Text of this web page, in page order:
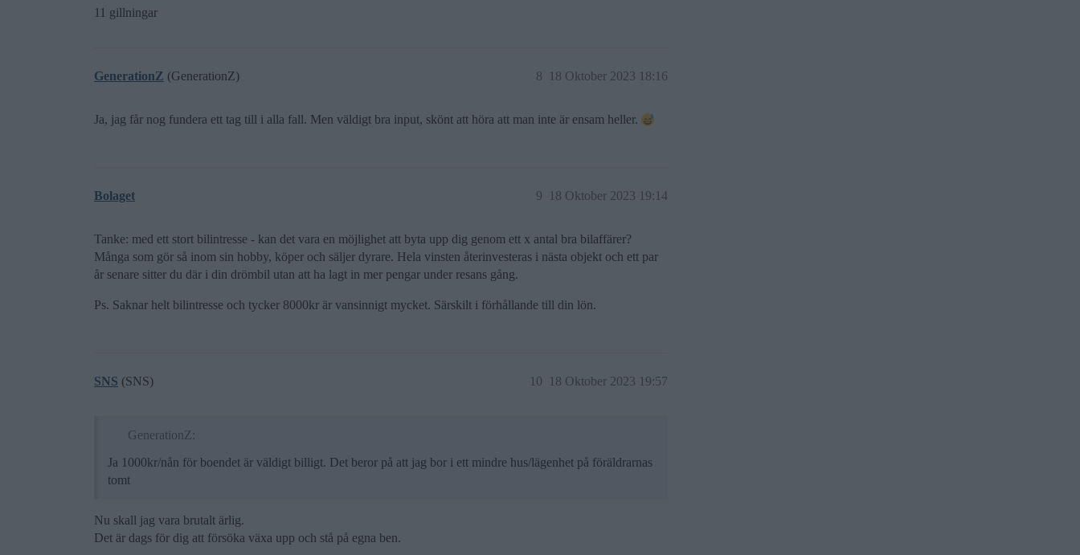
11 gillningar
GenerationZ (GenerationZ) 18 Oktober 2023 18:16
8
Ja, jag får nog fundera ett tag till i alla fall. Men väldigt bra input, skönt att höra att man inte är ensam heller.
Bolaget 18 Oktober 2023 19:14
9
Tanke: med ett stort bilintresse - kan det vara en möjlighet att byta upp dig genom ett x antal bra bilaffärer?
Många som gör så inom sin hobby, köper och säljer dyrare. Hela vinsten återinvesteras i nästa objekt och ett par
år senare sitter du där i din drömbil utan att ha lagt in mer pengar under resans gång.
Ps. Saknar helt bilintresse och tycker 8000kr är vansinnigt mycket. Särskilt i förhållande till din lön.
SNS (SNS) 18 Oktober 2023 19:57
10
GenerationZ:
Ja 1000kr/nån för boendet är väldigt billigt. Det beror på att jag bor i ett mindre hus/lägenhet på föräldrarnas
tomt
Nu skall jag vara brutalt ärlig.
Det är dags för dig att försöka växa upp och stå på egna ben.